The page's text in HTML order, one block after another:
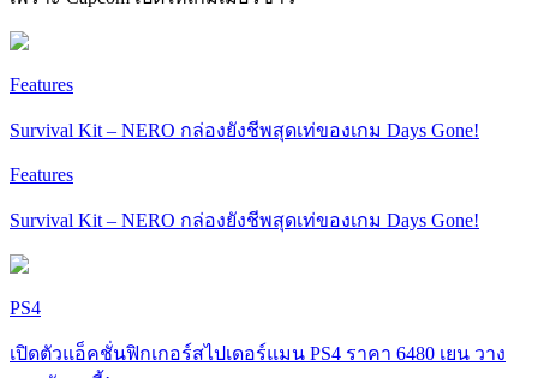
Features
Survival Kit – NERO กล่องยังชีพสุดเท่ของเกม Days Gone!
Features
Survival Kit – NERO กล่องยังชีพสุดเท่ของเกม Days Gone!
PS4
เปิดตัวแอ็คชั่นฟิกเกอร์สไปเดอร์แมน PS4 ราคา 6480 เยน วาง